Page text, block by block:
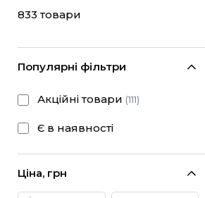
RAM
833 товари
Популярні фільтри
Акційні товари (111)
Є в наявності
Ціна, грн